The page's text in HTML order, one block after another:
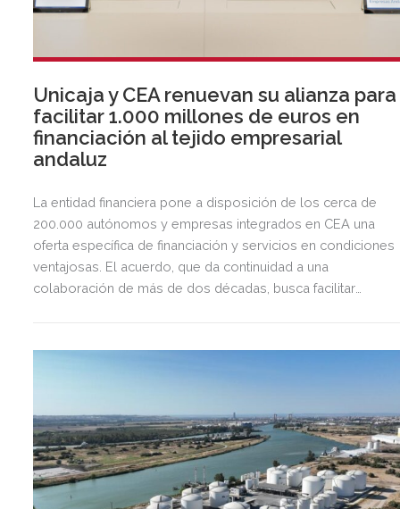
Unicaja y CEA renuevan su alianza para
facilitar 1.000 millones de euros en
financiación al tejido empresarial
andaluz
La entidad financiera pone a disposición de los cerca de
200.000 autónomos y empresas integrados en CEA una
oferta específica de financiación y servicios en condiciones
ventajosas. El acuerdo, que da continuidad a una
colaboración de más de dos décadas, busca facilitar
Unicaja a empresas, pymes y autónomos, uno de los